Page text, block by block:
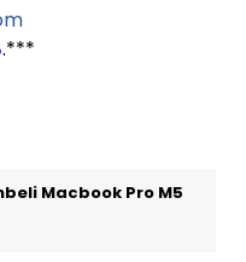
.***
Macbook Pro M5